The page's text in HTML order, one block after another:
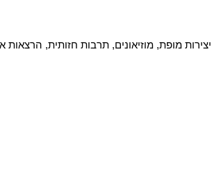
מופת, מוזיאונים, תרבות חזותית, הרצאות